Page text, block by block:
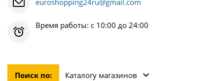
euroshopping24ru@gmail.com
Время работы: с 10:00 до 24:00
Поиск по: Каталогу магазинов